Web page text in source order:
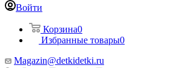
Войти
Корзина0
Избранные товары0
Magazin@detkidetki.ru